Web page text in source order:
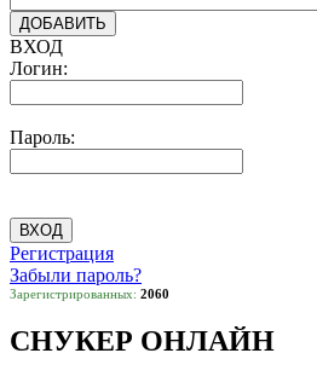
ВХОД
Логин:
Пароль:
Регистрация
Забыли пароль?
Зарегистрированных: 2060
СНУКЕР ОНЛАЙН